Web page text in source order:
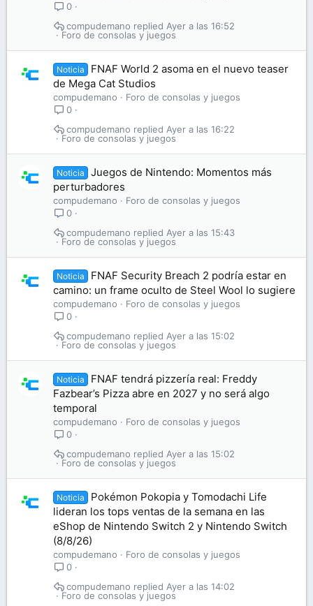
0
Foro de consolas y juegos
Ayer a las 16:52
compudemano
Noticia
FNAF World 2 asoma en el nuevo teaser
de Mega Cat Studios
compudemano
Foro de consolas y juegos
0
Foro de consolas y juegos
Ayer a las 16:22
compudemano
Noticia
Juegos de Nintendo: Momentos más
perturbadores
compudemano
Foro de consolas y juegos
0
Foro de consolas y juegos
Ayer a las 15:43
compudemano
Noticia
FNAF Security Breach 2 podría estar en
camino: un frame oculto de Steel Wool lo sugiere
compudemano
Foro de consolas y juegos
0
Foro de consolas y juegos
Ayer a las 15:02
compudemano
Noticia
FNAF tendrá pizzería real: Freddy
Fazbear’s Pizza abre en 2027 y no será algo
temporal
compudemano
Foro de consolas y juegos
0
Foro de consolas y juegos
Ayer a las 15:02
compudemano
Noticia
Pokémon Pokopia y Tomodachi Life
lideran los tops ventas de la semana en las
eShop de Nintendo Switch 2 y Nintendo Switch
(8/8/26)
compudemano
Foro de consolas y juegos
0
Foro de consolas y juegos
Ayer a las 14:02
compudemano